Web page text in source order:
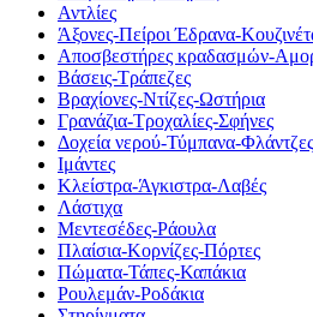
Αντλίες
Άξονες-Πείροι Έδρανα-
Αποσβεστήρες κραδασμών-
Βάσεις-Τράπεζες
Βραχίονες-Ντίζες-Ωστήρια
Γρανάζια-Τροχαλίες-Σφήνες
Δοχεία νερού-Τύμπανα-Φλάντζες
Ιμάντες
Κλείστρα-Άγκιστρα-Λαβές
Λάστιχα
Μεντεσέδες-Ράουλα
Πλαίσια-Κορνίζες-Πόρτες
Πώματα-Τάπες-Καπάκια
Ρουλεμάν-Ροδάκια